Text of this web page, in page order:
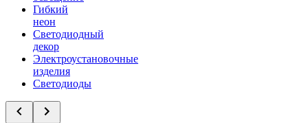
Гибкий
неон
Светодиодный
декор
Электроустановочные
изделия
Светодиоды